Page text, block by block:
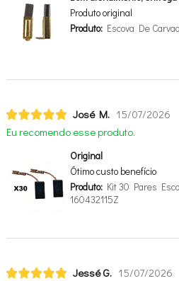
Produto original
Produto:Escova De
José M. 15/07/2026
Eu recomendo esse produto.
Original
Ótimo custo benefício
Produto:Kit 30 Pares
160432115Z
Jessé G. 15/07/2026